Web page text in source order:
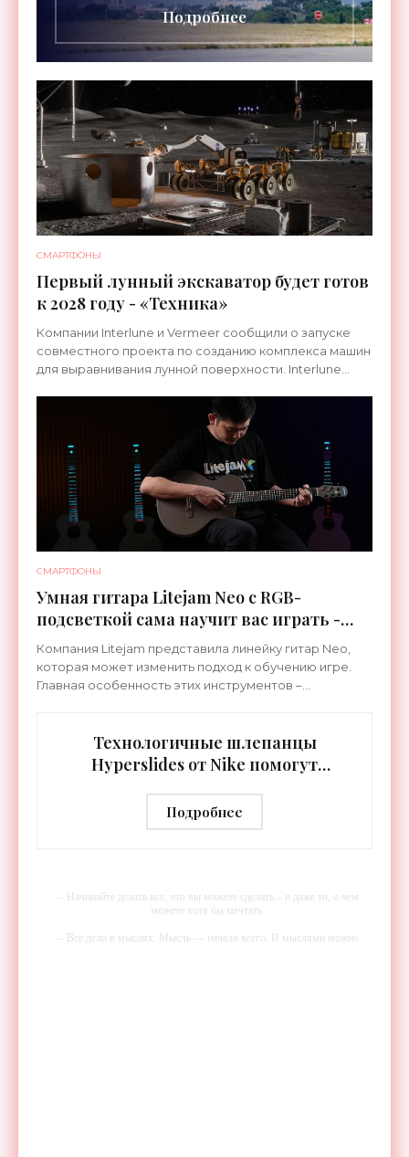
Подробнее
СМАРТФОНЫ
Первый лунный экскаватор будет готов
к 2028 году - «Техника»
Компании Interlune и Vermeer сообщили о запуске
совместного проекта по созданию комплекса машин
для выравнивания лунной поверхности. Interlune
СМАРТФОНЫ
Умная гитара Litejam Neo с RGB-
подсветкой сама научит вас играть -
«Гаджеты»
Компания Litejam представила линейку гитар Neo,
которая может изменить подход к обучению игре.
Главная особенность этих инструментов –
Технологичные шлепанцы
Hyperslides от Nike помогут
тренировки - «Гаджеты»
Подробнее
-- Начинайте делать все, что вы можете сделать – и даже то, о чем
можете хотя бы мечтать.
-- Все дело в мыслях. Мысль — начало всего. И мыслями можно